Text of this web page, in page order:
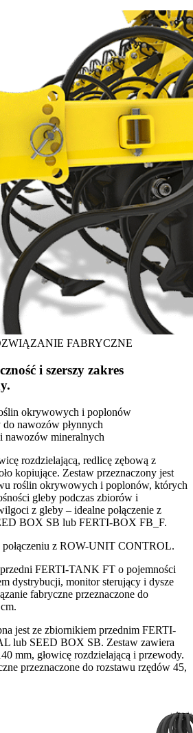
FABRYCZNE
i szerszy zakres
okrywowych i poplonów
nawozów płynnych
nawozów mineralnych
rozdzielającą, redlicę zębową z
kopiujące. Zestaw przeznaczony jest
roślin okrywowych i poplonów, których
gleby podczas zbiorów i
z gleby – idealne połączenie z
BOX SB lub FERTI-BOX FB_F.
połączeniu z ROW-UNIT CONTROL.
FERTI-TANK FT o pojemności
dystrybucji, monitor sterujący i dysze
fabryczne przeznaczone do
jest ze zbiornikiem przednim FERTI-
lub SEED BOX SB. Zestaw zawiera
mm, głowicę rozdzielającą i przewody.
przeznaczone do rozstawu rzędów 45,